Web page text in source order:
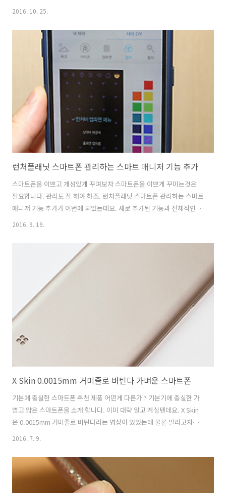
볼 수 는 없습니다. 아이디는 하나이니 하나의 장비에서만 동시에 볼 수
있는데요. 대신 디바이스는 바꿔서 원하는것을 선택해서 볼 수 있죠.올레
tv를 쓰는 경우에는 그냥 올레TV자체에서 바로 구매한 컨텐츠를 볼 수 있
더군요. 다만 저는 그걸 안쓰고 있는데요. 영화 밀정 카드 포인트로 스마
트폰 태블릿 PC로 그리고 TV로도 보자 하지만 걱정 마세요. 통신사와..
2016. 10. 25.
런처플래닛 스마트폰 관리하는 스마트 매니저 기능 추가
스마트폰을 이쁘고 개성있게 꾸며보자 스마트폰을 이쁘게 꾸미는것은
필요합니다. 관리도 잘 해야 하죠. 런처플래닛 스마트폰 관리하는 스마트
매니저 기능 추가가 이번에 되었는데요. 새로 추가된 기능과 전체적인 기
능을 설명하려고 합니다. 700여종이 넘는 아주 다양한 테마를 제공하여
폰을 좀 더 쉽게 관리하고 쉽게 앱을 구동할 수 도 있습니다. 테마기능은
물론 쉽게 앱을 연결하는 기능 그리고 이번에 모션기능까지 추가가 되어
서 더 편리해졌는데요. 런처플래닛 스마트폰 관리하는 스마트 매니저 기
능 추가 먼저 런처플래닛 앱을 설치를 해야겠죠. 런처 플래닛으로 검색을
하면 스마트런처 폰 꾸미기가 나타납니다. 선택하여 설치합니다. 용량은
20MB 정도 되네..
2016. 9. 19.
X Skin 0.0015mm 거미줄로 버틴다 가벼운 스마트폰
기본에 충실한 스마트폰 추천 제품 어떤게 다른가 ? 기본기에 충실한 가
볍고 얇은 스마트폰을 소개 합니다. 이미 대략 알고 계실텐데요. X Skin
은 0.0015mm 거미줄로 버틴다라는 영상이 있었는데 물론 알리고자하
떨어졌는데요. X Skin 처럼 얇고 가볍고 성능도 괜찮은 스마트폰이 나왔
습니다. 엑스스킨의 후면 부분인데요. 스피커가 있는 구멍 부분과 카메라
외에는 말끔 하네요. 통신사로고 조차도 없습니다. X Skin 0.0015mm 거
2016. 7. 9.